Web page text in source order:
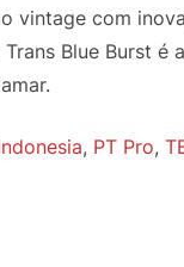
vintage com
Blue Burst é
, PT Pro,